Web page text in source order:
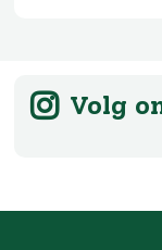
Volg